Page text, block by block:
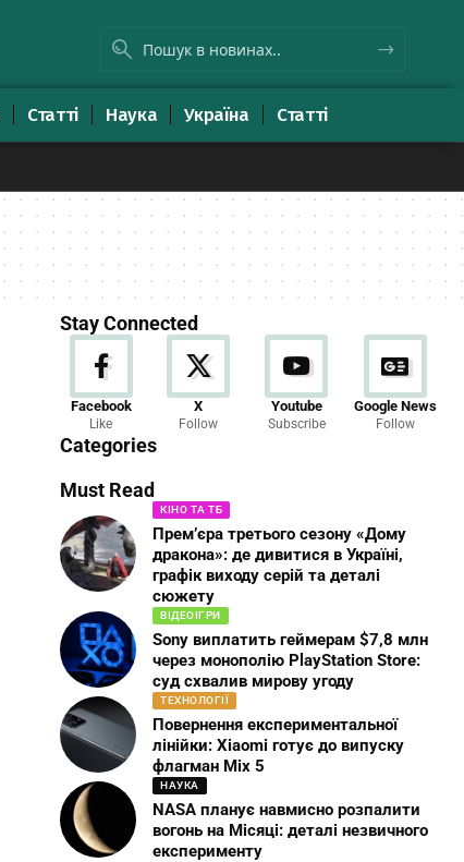
Статті Наука Україна Статті
Stay Connected
Facebook
Like
X
Follow
Youtube
Subscribe
Google News
Follow
Categories
Новини
23 Articles
Must Read
КІНО ТА ТБ
Прем’єра третього сезону «Дому
дракона»: де дивитися в Україні,
графік виходу серій та деталі
сюжету
ВІДЕОІГРИ
Sony виплатить геймерам $7,8 млн
через монополію PlayStation Store:
суд схвалив мирову угоду
ТЕХНОЛОГІЇ
Повернення експериментальної
лінійки: Xiaomi готує до випуску
флагман Mix 5
НАУКА
NASA планує навмисно розпалити
вогонь на Місяці: деталі незвичного
експерименту